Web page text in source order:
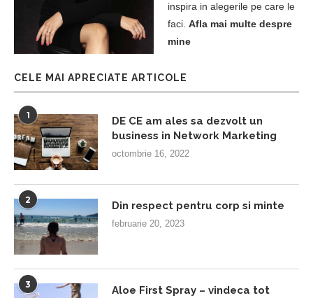
inspira in alegerile pe care le
faci. Afla mai multe despre
mine
CELE MAI APRECIATE ARTICOLE
1
DE CE am ales sa dezvolt un
business in Network Marketing
octombrie 16, 2022
2
Din respect pentru corp si minte
februarie 20, 2023
3
Aloe First Spray – vindeca tot